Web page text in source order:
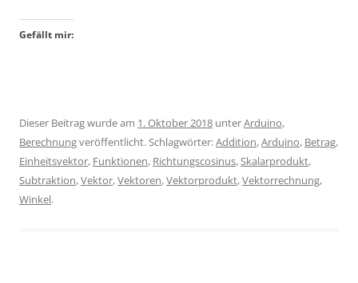
Gefällt mir:
Dieser Beitrag wurde am 1. Oktober 2018 unterArduino,
Berechnungveröffentlicht. Schlagwörter:Addition,Arduino, Betrag,
Einheitsvektor, Funktionen, Richtungscosinus,Skalarprodukt,
Subtraktion,Vektor,Vektoren,Vektorprodukt,Vektorrechnung,
Winkel.